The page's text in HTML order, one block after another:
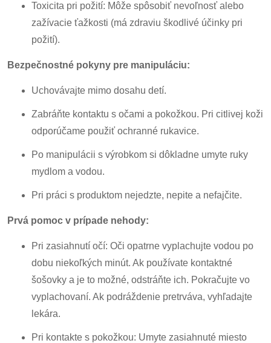
Toxicita pri požití: Môže spôsobiť nevoľnosť alebo
zažívacie ťažkosti (má zdraviu škodlivé účinky pri
požití).
Bezpečnostné pokyny pre manipuláciu:
Uchovávajte mimo dosahu detí.
Zabráňte kontaktu s očami a pokožkou. Pri citlivej koži
odporúčame použiť ochranné rukavice.
Po manipulácii s výrobkom si dôkladne umyte ruky
mydlom a vodou.
Pri práci s produktom nejedzte, nepite a nefajčite.
Prvá pomoc v prípade nehody:
Pri zasiahnutí očí: Oči opatrne vyplachujte vodou po
dobu niekoľkých minút. Ak používate kontaktné
šošovky a je to možné, odstráňte ich. Pokračujte vo
vyplachovaní. Ak podráždenie pretrváva, vyhľadajte
lekára.
Pri kontakte s pokožkou: Umyte zasiahnuté miesto